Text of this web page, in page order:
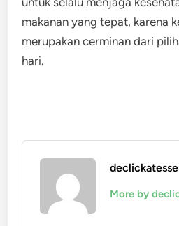
makanan yang tepat, karena
merupakan cerminan dari
hari.
More by